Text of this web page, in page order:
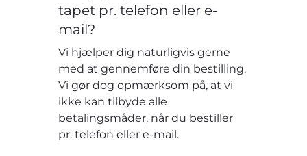
tapet pr. telefon eller e-
mail?
Vi hjælper dig naturligvis gerne
med at gennemføre din bestilling.
Vi gør dog opmærksom på, at vi
ikke kan tilbyde alle
betalingsmåder, når du bestiller
pr. telefon eller e-mail.